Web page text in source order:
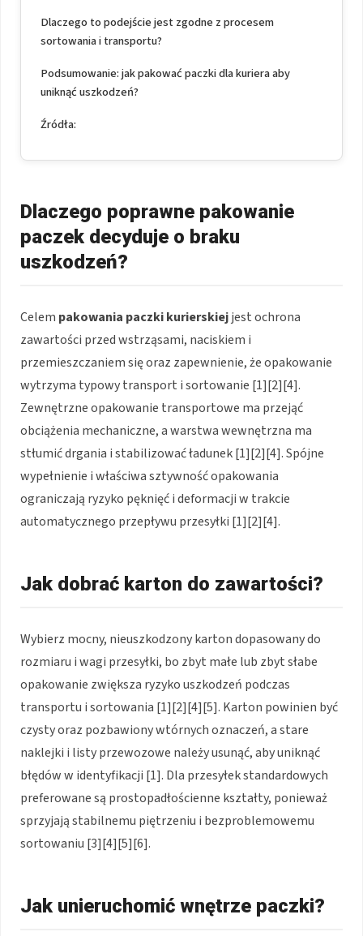
Dlaczego to podejście jest zgodne z procesem
sortowania i transportu?
Podsumowanie: jak pakować paczki dla kuriera aby
uniknąć uszkodzeń?
Źródła:
Dlaczego poprawne pakowanie
paczek decyduje o braku
uszkodzeń?
Celem pakowania paczki kurierskiejjest ochrona
zawartości przed wstrząsami, naciskiem i
przemieszczaniem się oraz zapewnienie, że opakowanie
wytrzyma typowy transport i sortowanie [1][2][4].
Zewnętrzne opakowanie transportowe ma przejąć
obciążenia mechaniczne, a warstwa wewnętrzna ma
stłumić drgania i stabilizować ładunek [1][2][4]. Spójne
wypełnienie i właściwa sztywność opakowania
ograniczają ryzyko pęknięć i deformacji w trakcie
automatycznego przepływu przesyłki [1][2][4].
Jak dobrać karton do zawartości?
Wybierz mocny, nieuszkodzony karton dopasowany do
rozmiaru i wagi przesyłki, bo zbyt małe lub zbyt słabe
opakowanie zwiększa ryzyko uszkodzeń podczas
transportu i sortowania [1][2][4][5]. Karton powinien być
czysty oraz pozbawiony wtórnych oznaczeń, a stare
naklejki i listy przewozowe należy usunąć, aby uniknąć
błędów w identyfikacji [1]. Dla przesyłek standardowych
preferowane są prostopadłościenne kształty, ponieważ
sprzyjają stabilnemu piętrzeniu i bezproblemowemu
sortowaniu [3][4][5][6].
Jak unieruchomić wnętrze paczki?